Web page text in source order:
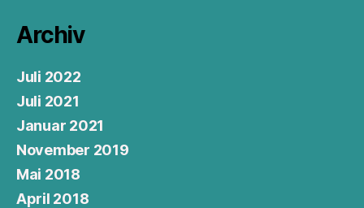
Archiv
Juli 2022
Juli 2021
Januar 2021
November 2019
Mai 2018
April 2018